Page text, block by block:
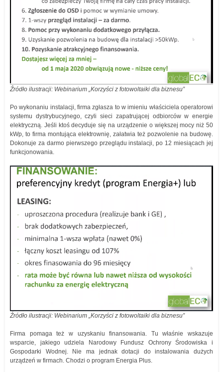
Źródło ilustracji: Webinarium „Korzyści z fotowoltaiki dla biznesu”
Po wykonaniu instalacji, firma zgłasza to w imieniu właściciela operatorowi
systemu dystrybucyjnego, czyli sieci zapatrującej odbiorców w energie
elektryczną. Jeśli ktoś decyduje się na urządzenie o większej mocy niż 50
kWp, to firma montująca elektrownię, załatwia też pozwolenie na budowę.
Dokonuje za darmo pierwszego przeglądu instalacji, po 12 miesiącach jej
funkcjonowania.
Źródło ilustracji: Webinarium „Korzyści z fotowoltaiki dla biznesu”
Firma pomaga też w uzyskaniu finansowania. Tu właśnie wskazuje
wsparcie, jakiego udziela Narodowy Fundusz Ochrony Środowiska i
Gospodarki Wodnej. Nie ma jednak dotacji do instalowania dużych
urządzeń w firmach. Chodzi o program Energia Plus.